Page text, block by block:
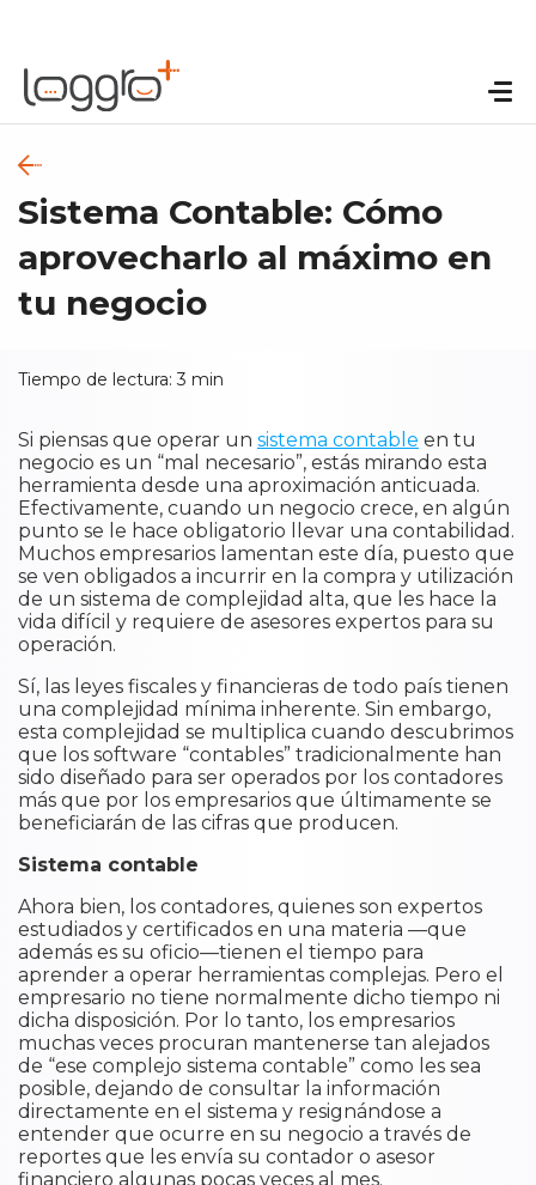
Sistema Contable: Cómo
aprovecharlo al máximo en
tu negocio
Tiempo de lectura:3 min
Si piensas que operar un sistema contable en tu
negocio es un “mal necesario”, estás mirando esta
herramienta desde una aproximación anticuada.
Efectivamente, cuando un negocio crece, en algún
punto se le hace obligatorio llevar una contabilidad.
Muchos empresarios lamentan este día, puesto que
se ven obligados a incurrir en la compra y utilización
de un sistema de complejidad alta, que les hace la
vida difícil y requiere de asesores expertos para su
operación.
Sí, las leyes fiscales y financieras de todo país tienen
una complejidad mínima inherente. Sin embargo,
esta complejidad se multiplica cuando descubrimos
que los software “contables” tradicionalmente han
sido diseñado para ser operados por los contadores
más que por los empresarios que últimamente se
beneficiarán de las cifras que producen.
Sistema contable
Ahora bien, los contadores, quienes son expertos
estudiados y certificados en una materia —que
además es su oficio—tienen el tiempo para
aprender a operar herramientas complejas. Pero el
empresario no tiene normalmente dicho tiempo ni
dicha disposición. Por lo tanto, los empresarios
muchas veces procuran mantenerse tan alejados
de “ese complejo sistema contable” como les sea
posible, dejando de consultar la información
directamente en el sistema y resignándose a
entender que ocurre en su negocio a través de
reportes que les envía su contador o asesor
financiero algunas pocas veces al mes.